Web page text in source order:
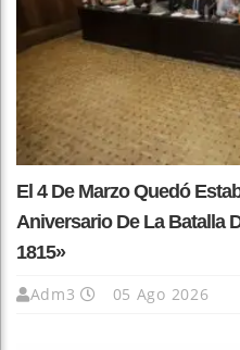
El 4 De Marzo Quedó
Aniversario De La Batalla
1815»
Adm3 05 Ago 2026